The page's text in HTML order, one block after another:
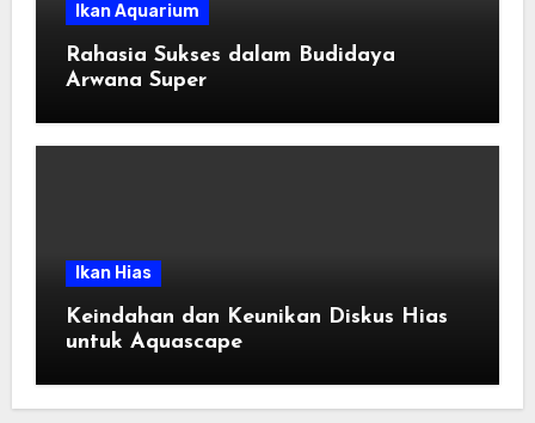
Ikan Aquarium
Rahasia Sukses dalam Budidaya
Arwana Super
Ikan Hias
Keindahan dan Keunikan Diskus Hias
untuk Aquascape